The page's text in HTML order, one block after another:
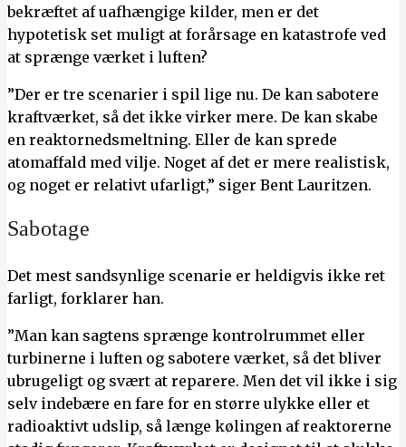
bekræftet af uafhængige kilder, men er det
hypotetisk set muligt at forårsage en katastrofe ved
at sprænge værket i luften?
”Der er tre scenarier i spil lige nu. De kan sabotere
kraftværket, så det ikke virker mere. De kan skabe
en reaktornedsmeltning. Eller de kan sprede
atomaffald med vilje. Noget af det er mere realistisk,
og noget er relativt ufarligt,” siger Bent Lauritzen.
Sabotage
Det mest sandsynlige scenarie er heldigvis ikke ret
farligt, forklarer han.
”Man kan sagtens sprænge kontrolrummet eller
turbinerne i luften og sabotere værket, så det bliver
ubrugeligt og svært at reparere. Men det vil ikke i sig
selv indebære en fare for en større ulykke eller et
radioaktivt udslip, så længe kølingen af reaktorerne